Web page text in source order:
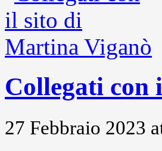
Collegati
27 Febbraio 2023